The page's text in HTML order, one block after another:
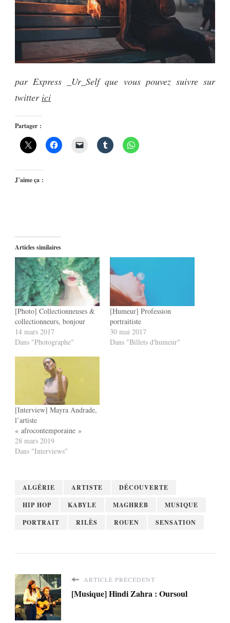
par Express _Ur_Self que vous pouvez suivre sur
twitter ici
Partager :
J’aime ça :
Articles similaires
[Photo] Collectionneuses &
collectionneurs, bonjour
14 mars 2017
Dans "Photographe"
[Humeur] Profession
portraitiste
30 mai 2017
Dans "Billets d'humeur"
[Interview] Mayra Andrade,
l’artiste
« afrocontemporaine »
28 mars 2019
Dans "Interviews"
ALGÉRIE ARTISTE
DÉCOUVERTE
HIP HOP
KABYLE MAGHREB
MUSIQUE
PORTRAIT
RILÈS ROUEN SENSATION
ARTICLE PRÉCÉDENT
[Musique] Hindi Zahra : Oursoul